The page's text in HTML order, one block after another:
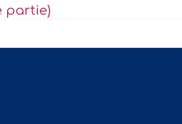
partie)